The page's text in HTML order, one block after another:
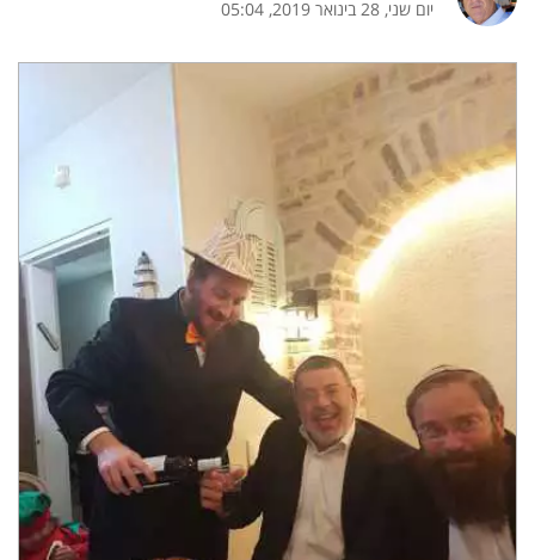
יום שני, 28 בינואר 2019, 05:04